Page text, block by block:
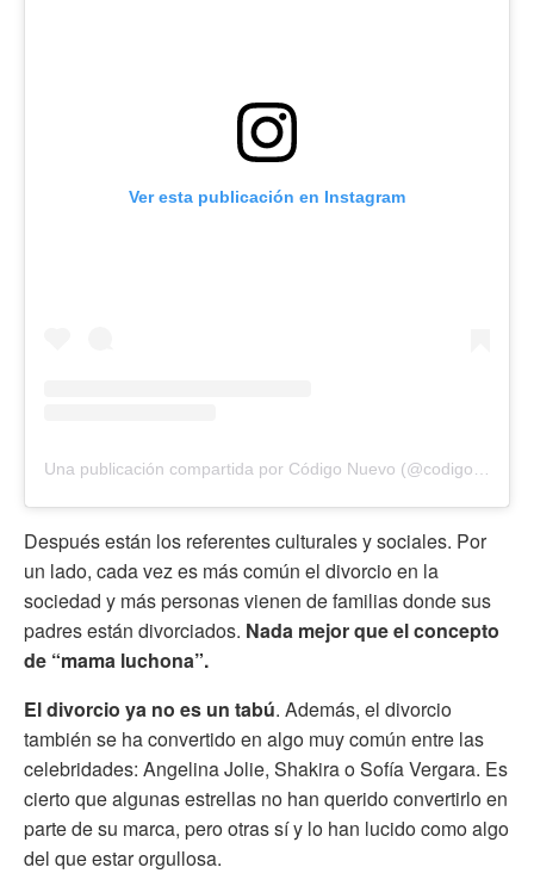
Ver esta publicación en Instagram
Después están los referentes culturales y sociales. Por
un lado, cada vez es más común el divorcio en la
sociedad y más personas vienen de familias donde sus
padres están divorciados. Nada mejor que el concepto
de “mama luchona”.
El divorcio ya no es un tabú. Además, el divorcio
también se ha convertido en algo muy común entre las
celebridades: Angelina Jolie, Shakira o Sofía Vergara. Es
cierto que algunas estrellas no han querido convertirlo en
parte de su marca, pero otras sí y lo han lucido como algo
del que estar orgullosa.